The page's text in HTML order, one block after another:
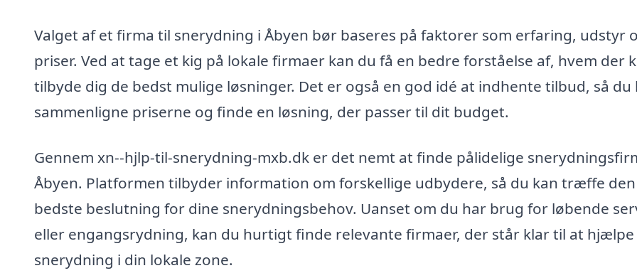
Valget af et firma til snerydning i Åbyen bør baseres på faktorer som erfaring, udstyr
priser. Ved at tage et kig på lokale firmaer kan du få en bedre forståelse af, hvem der
tilbyde dig de bedst mulige løsninger. Det er også en god idé at indhente tilbud, så du
sammenligne priserne og finde en løsning, der passer til dit budget.
Gennem xn--hjlp-til-snerydning-mxb.dk er det nemt at finde pålidelige
Åbyen. Platformen tilbyder information om forskellige udbydere, så du kan træffe den
bedste beslutning for dine snerydningsbehov. Uanset om du har brug for løbende
eller engangsrydning, kan du hurtigt finde relevante firmaer, der står klar til at hjælpe
snerydning i din lokale zone.